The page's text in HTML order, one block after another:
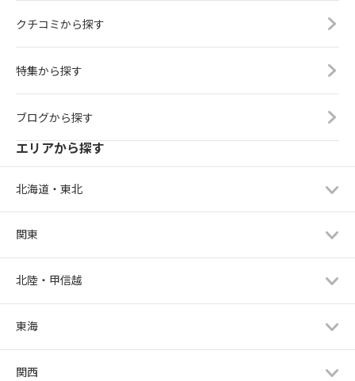
クチコミから探す
特集から探す
ブログから探す
エリアから探す
北海道・東北
関東
北陸・甲信越
東海
関西